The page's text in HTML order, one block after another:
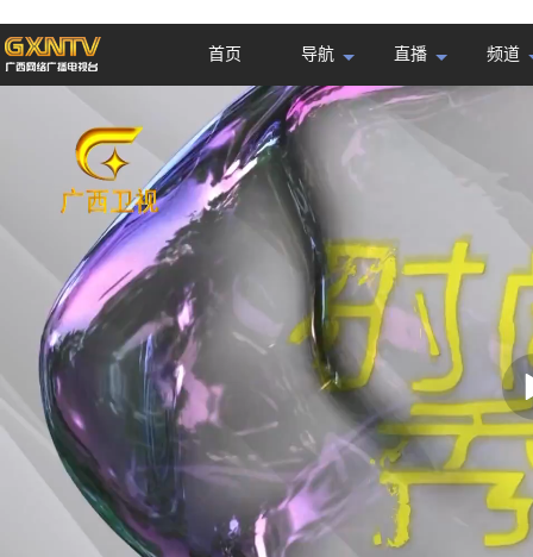
首页 导航 直播 频道